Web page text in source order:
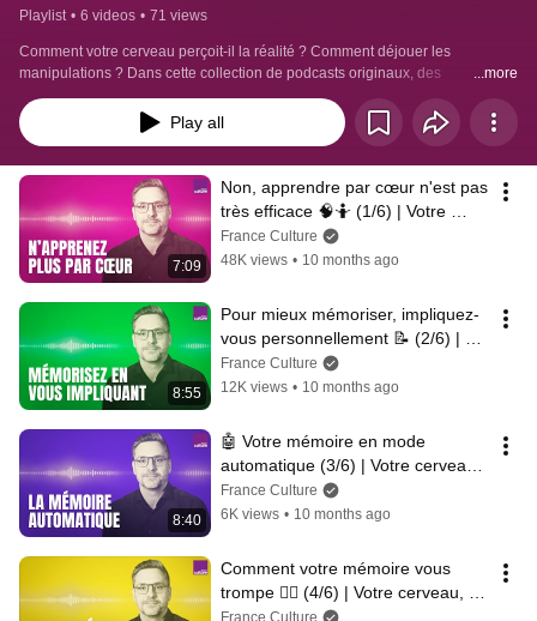
Playlist • 6 videos • 71 views
Comment votre cerveau perçoit-il la réalité ? Comment déjouer les
manipulations ? Dans cette collection de podcasts originaux, des
scientifiques vous proposent de comprendre comment fonctionne votre
cerveau, à travers une série d'expériences audio inédites et ludiques.
...more
Play all
7:09
Non, apprendre par cœur n'est pas
très efficace 🧠🤷 (1/6) | Votre
cerveau, saison 11
France Culture
48K views • 10 months ago
8:55
Pour mieux mémoriser, impliquez-
vous personnellement 📝 (2/6) |
Votre cerveau, saison 11
France Culture
12K views • 10 months ago
8:40
🤖 Votre mémoire en mode
automatique (3/6) | Votre cerveau,
saison 11
France Culture
6K views • 10 months ago
Comment votre mémoire vous
trompe 😶‍🌫️ (4/6) | Votre cerveau,
saison 11
France Culture